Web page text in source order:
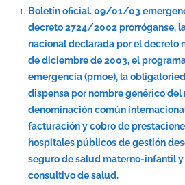
Boletín oficial. 09/01/03
decreto 2724/2002 prorróganse,
nacional declarada por el decreto
de diciembre de 2003, el
emergencia (pmoe), la
dispensa por nombre genérico del
denominación común
facturación y cobro de
hospitales públicos de gestión
seguro de salud materno-infantil
consultivo de salud.